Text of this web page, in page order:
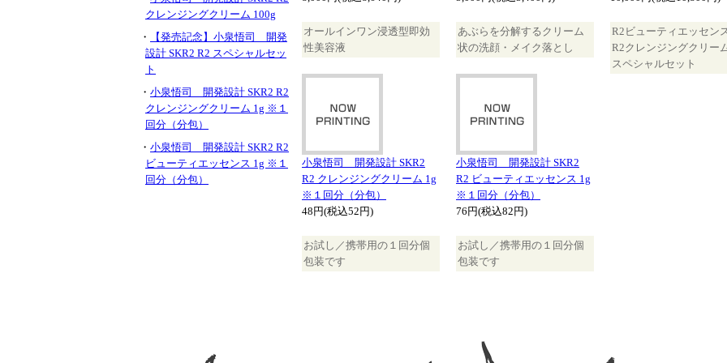
オールインワン浸透型即効
性美容液
あぶらを分解するクリーム
状の洗顔・メイク落とし
R2ビューティエッセン
R2クレンジングクリー
スペシャルセット
小泉悟司 開発設計 SKR2
R2 クレンジングクリーム 1g
※１回分（分包）
48円(税込52円)
お試し／携帯用の１回分個
包装です
小泉悟司 開発設計 SKR2
R2 ビューティエッセンス 1g
※１回分（分包）
76円(税込82円)
お試し／携帯用の１回分個
包装です
クレンジングクリーム 100g
・
【発売記念】小泉悟司 開発
設計 SKR2 R2 スペシャルセッ
ト
・ 小泉悟司 開発設計 SKR2 R2
クレンジングクリーム 1g ※１
回分（分包）
・ 小泉悟司 開発設計 SKR2 R2
ビューティエッセンス 1g ※１
回分（分包）